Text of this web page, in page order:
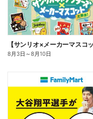
8月3日 ～8月10日